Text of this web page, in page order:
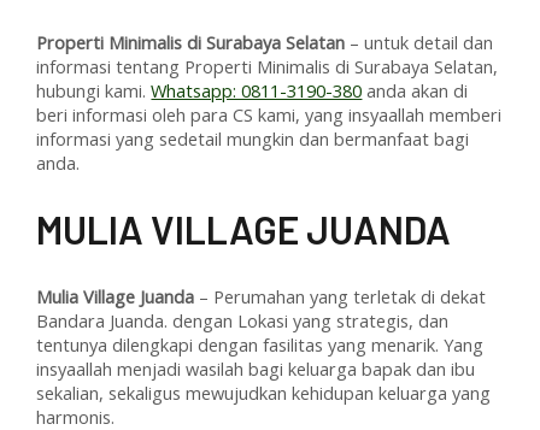
Properti Minimalis di Surabaya Selatan – untuk detail dan
informasi tentang Properti Minimalis di Surabaya Selatan,
hubungi kami.Whatsapp: 0811-3190-380 anda akan di
beri informasi oleh para CS kami, yang insyaallah memberi
informasi yang sedetail mungkin dan bermanfaat bagi
anda.
MULIA VILLAGE JUANDA
Mulia Village Juanda – Perumahan yang terletak di dekat
Bandara Juanda. dengan Lokasi yang strategis, dan
tentunya dilengkapi dengan fasilitas yang menarik. Yang
insyaallah menjadi wasilah bagi keluarga bapak dan ibu
sekalian, sekaligus mewujudkan kehidupan keluarga yang
harmonis.